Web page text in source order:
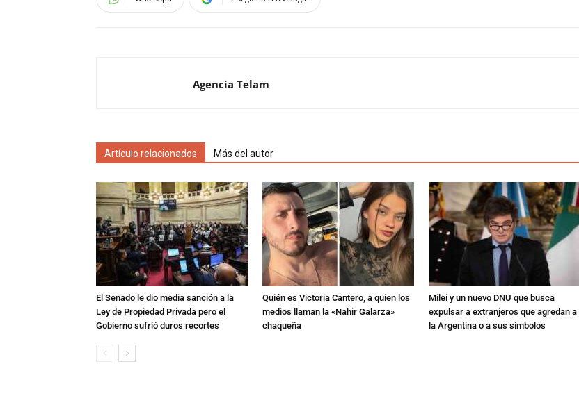
Agencia Telam
Artículo relacionados Más del autor
El Senado le dio media sanción a la
Ley de Propiedad Privada pero el
Gobierno sufrió duros recortes
Quién es Victoria Cantero, a quien los
medios llaman la «Nahir Galarza»
chaqueña
Milei y un nuevo DNU que busca
expulsar a extranjeros que agredan a
la Argentina o a sus símbolos